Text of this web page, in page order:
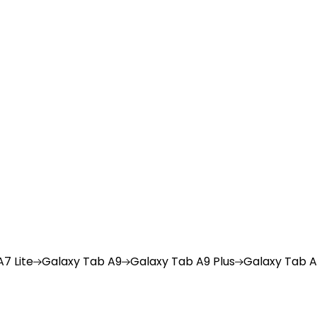
Lite Galaxy Tab A9 Galaxy Tab A9 Plus Galaxy Tab